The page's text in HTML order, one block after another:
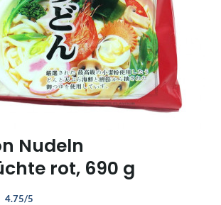
Nudeln
rot, 690 g
4.75/5